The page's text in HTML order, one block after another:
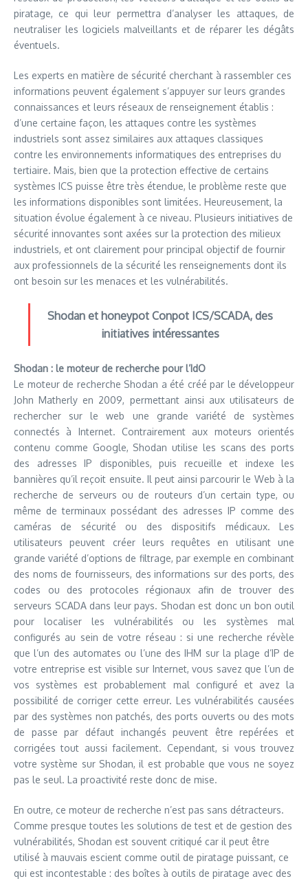
piratage, ce qui leur permettra d’analyser les attaques, de
neutraliser les logiciels malveillants et de réparer les dégâts
éventuels.
Les experts en matière de sécurité cherchant à rassembler ces
informations peuvent également s’appuyer sur leurs grandes
connaissances et leurs réseaux de renseignement établis :
d’une certaine façon, les attaques contre les systèmes
industriels sont assez similaires aux attaques classiques
contre les environnements informatiques des entreprises du
tertiaire. Mais, bien que la protection effective de certains
systèmes ICS puisse être très étendue, le problème reste que
les informations disponibles sont limitées. Heureusement, la
situation évolue également à ce niveau. Plusieurs initiatives de
sécurité innovantes sont axées sur la protection des milieux
industriels, et ont clairement pour principal objectif de fournir
aux professionnels de la sécurité les renseignements dont ils
ont besoin sur les menaces et les vulnérabilités.
Shodan et honeypot Conpot ICS/SCADA, des
initiatives intéressantes
Shodan : le moteur de recherche pour l’IdO
Le moteur de recherche Shodan a été créé par le développeur
John Matherly en 2009, permettant ainsi aux utilisateurs de
rechercher sur le web une grande variété de systèmes
connectés à Internet. Contrairement aux moteurs orientés
contenu comme Google, Shodan utilise les scans des ports
des adresses IP disponibles, puis recueille et indexe les
bannières qu’il reçoit ensuite. Il peut ainsi parcourir le Web à la
recherche de serveurs ou de routeurs d’un certain type, ou
même de terminaux possédant des adresses IP comme des
caméras de sécurité ou des dispositifs médicaux. Les
utilisateurs peuvent créer leurs requêtes en utilisant une
grande variété d’options de filtrage, par exemple en combinant
des noms de fournisseurs, des informations sur des ports, des
codes ou des protocoles régionaux afin de trouver des
serveurs SCADA dans leur pays. Shodan est donc un bon outil
pour localiser les vulnérabilités ou les systèmes mal
configurés au sein de votre réseau : si une recherche révèle
que l’un des automates ou l’une des IHM sur la plage d’IP de
votre entreprise est visible sur Internet, vous savez que l’un de
vos systèmes est probablement mal configuré et avez la
possibilité de corriger cette erreur. Les vulnérabilités causées
par des systèmes non patchés, des ports ouverts ou des mots
de passe par défaut inchangés peuvent être repérées et
corrigées tout aussi facilement. Cependant, si vous trouvez
votre système sur Shodan, il est probable que vous ne soyez
pas le seul. La proactivité reste donc de mise.
En outre, ce moteur de recherche n’est pas sans détracteurs.
Comme presque toutes les solutions de test et de gestion des
vulnérabilités, Shodan est souvent critiqué car il peut être
utilisé à mauvais escient comme outil de piratage puissant, ce
qui est incontestable : des boîtes à outils de piratage avec des